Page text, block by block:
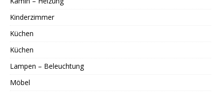
Kinderzimmer
Küchen
Küchen
Lampen – Beleuchtung
Möbel